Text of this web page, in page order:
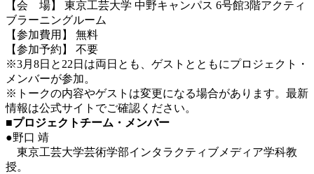
【会 場】 東京工芸大学 中野キャンパス 6号館3階アクティ
ブラーニングルーム
【参加費用】 無料
【参加予約】 不要
※3月8日と22日は両日とも、ゲストとともにプロジェクト・
メンバーが参加。
※トークの内容やゲストは変更になる場合があります。最新
情報は公式サイトでご確認ください。
■プロジェクトチーム・メンバー
●野口 靖
東京工芸大学芸術学部インタラクティブメディア学科教
授。